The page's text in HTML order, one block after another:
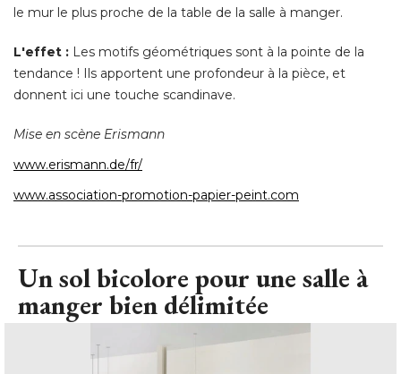
le mur le plus proche de la table de la salle à manger.
L'effet : Les motifs géométriques sont à la pointe de la
tendance ! Ils apportent une profondeur à la pièce, et
donnent ici une touche scandinave.
Mise en scène Erismann
www.erismann.de/fr/
www.association-promotion-papier-peint.com
Un sol bicolore pour une salle à
manger bien délimitée